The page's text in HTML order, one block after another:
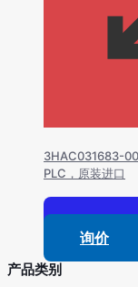
3HAC031683-
PLC，原装进口
Read
询价
产品类别